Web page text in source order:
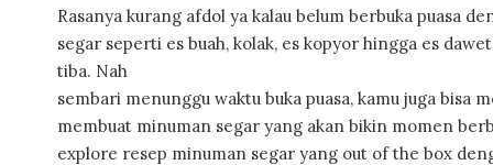
Rasanya kurang afdol ya kalau belum berbuka puasa
segar seperti es buah, kolak, es kopyor hingga es
tiba. Nah
sembari menunggu waktu buka puasa, kamu juga
membuat minuman segar yang akan bikin momen
explore resep minuman segar yang out of the box